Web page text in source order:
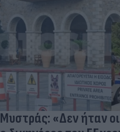
Μυστράς: «Δεν ήταν